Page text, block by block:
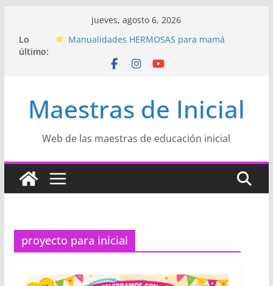
contenido
jueves, agosto 6, 2026
Lo
último:
Hermosos dibujos para MAMÁ: colorea con
amor en Inicial
(fáciles y llenas de amor)
Proyecto
“Celebramos con Alegría la Semana
de la Educación Inicial»
Mamá hecho con amor
Maestras de Inicial
Web de las maestras de educación inicial
proyecto para inicial